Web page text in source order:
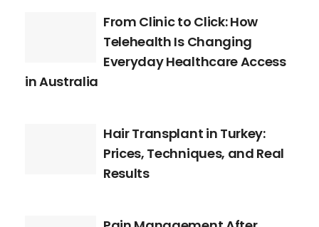
From Clinic to Click: How
Telehealth Is Changing
Everyday Healthcare Access
in Australia
Hair Transplant in Turkey:
Prices, Techniques, and Real
Results